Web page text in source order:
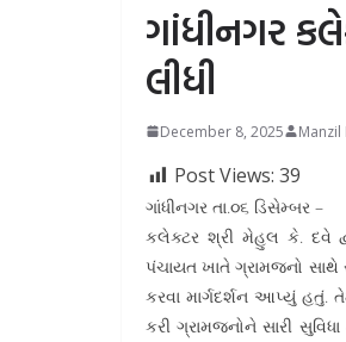
ગાંધીનગર
લીધી
December 8, 2025 Manzil
Post Views: 39
ગાંધીનગર તા.૦૬ ડિસેમ્બર –
કલેક્ટર શ્રી મેહુલ કે. દવે
પંચાયત ખાતે ગ્રામજનો સાથે
કરવા માર્ગદર્શન આપ્યું
કરી ગ્રામજનોને સારી